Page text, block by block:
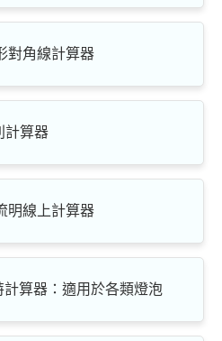
對角線計算器
計算器
明線上計算器
計算器：適用於各類燈泡